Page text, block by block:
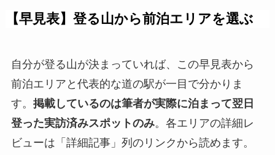
【早見表】登る山から前泊エリアを選ぶ
自分が登る山が決まっていれば、この早見表から
前泊エリアと代表的な道の駅が一目で分かりま
す。 掲載しているのは筆者が実際に泊まって翌日
登った実訪済みスポットのみ。各エリアの詳細レ
ビューは「詳細記事」列のリンクから読めます。